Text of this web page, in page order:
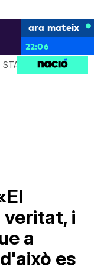
ara mateix
22:06
STAR SYSTEM
i
a
es